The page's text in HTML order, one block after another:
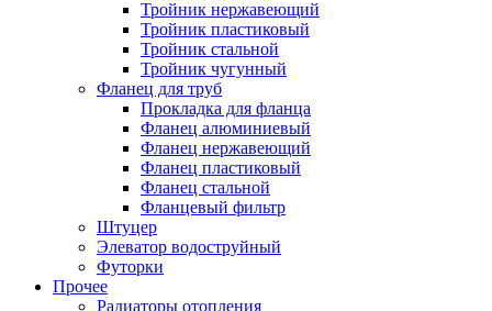
Тройник нержавеющий
Тройник пластиковый
Тройник стальной
Тройник чугунный
Фланец для труб
Прокладка для фланца
Фланец алюминиевый
Фланец нержавеющий
Фланец пластиковый
Фланец стальной
Фланцевый фильтр
Штуцер
Элеватор водоструйный
Футорки
Прочее
Радиаторы отопления